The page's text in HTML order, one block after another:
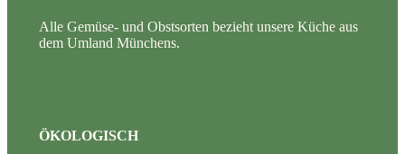
Alle Gemüse- und Obstsorten bezieht unsere Küche aus
dem Umland Münchens.
ÖKOLOGISCH